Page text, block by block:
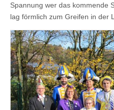
Spannung wer das kommende
lag förmlich zum Greifen in der